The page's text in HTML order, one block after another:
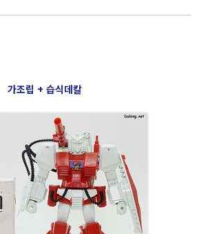
가조립 + 습식데칼